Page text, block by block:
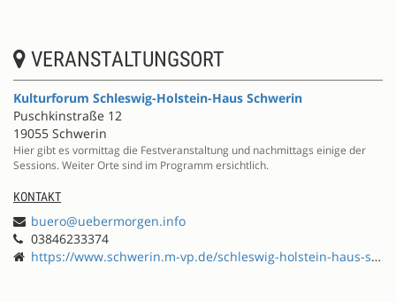
VERANSTALTUNGSORT
Kulturforum Schleswig-Holstein-Haus Schwerin
Puschkinstraße 12
19055 Schwerin
Hier gibt es vormittag die Festveranstaltung und nachmittags einige der
Sessions. Weiter Orte sind im Programm ersichtlich.
KONTAKT
buero@uebermorgen.info
03846233374
https://www.schwerin.m-vp.de/schleswig-holstein-haus-schwerin/